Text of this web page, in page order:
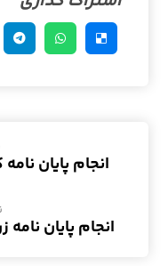
انجام پایان
انجام پایان